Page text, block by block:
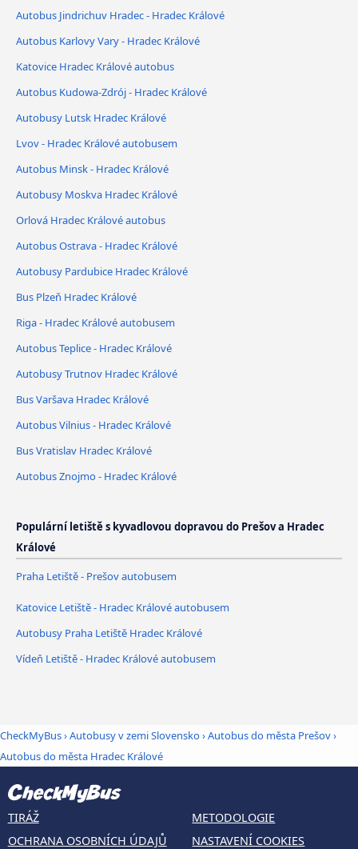
Autobus Jindrichuv Hradec - Hradec Králové
Autobus Karlovy Vary - Hradec Králové
Katovice Hradec Králové autobus
Autobus Kudowa-Zdrój - Hradec Králové
Autobusy Lutsk Hradec Králové
Lvov - Hradec Králové autobusem
Autobus Minsk - Hradec Králové
Autobusy Moskva Hradec Králové
Orlová Hradec Králové autobus
Autobus Ostrava - Hradec Králové
Autobusy Pardubice Hradec Králové
Bus Plzeň Hradec Králové
Riga - Hradec Králové autobusem
Autobus Teplice - Hradec Králové
Autobusy Trutnov Hradec Králové
Bus Varšava Hradec Králové
Autobus Vilnius - Hradec Králové
Bus Vratislav Hradec Králové
Autobus Znojmo - Hradec Králové
Populární letiště s kyvadlovou dopravou do Prešov a Hradec
Králové
Praha Letiště - Prešov autobusem
Katovice Letiště - Hradec Králové autobusem
Autobusy Praha Letiště Hradec Králové
Vídeň Letiště - Hradec Králové autobusem
CheckMyBus›Autobusy v zemi Slovensko›Autobus do města Prešov›
Autobus do města Hradec Králové
TIRÁŽ
OCHRANA OSOBNÍCH ÚDAJŮ
METODOLOGIE
NASTAVENÍ COOKIES